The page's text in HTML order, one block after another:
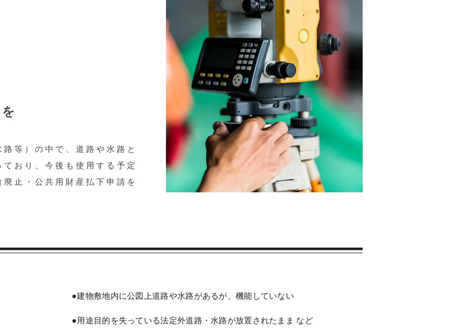
等）の中で、道路や水路と
おり、今後も使用する予定
止・公共用財産払下申請を
●建物敷地内に公図上道路や水路があるが、機能していない
●用途目的を失っている法定外道路・水路が放置されたまま など